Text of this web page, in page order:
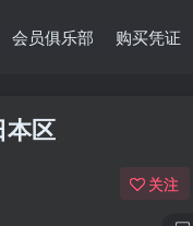
会员俱乐部 购买凭证
区
关注